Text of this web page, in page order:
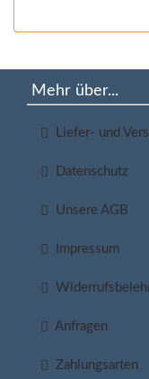
Mehr über...
Liefer- und
Datenschutz
Unsere AGB
Impressum
Anfragen
Zahlungsarten